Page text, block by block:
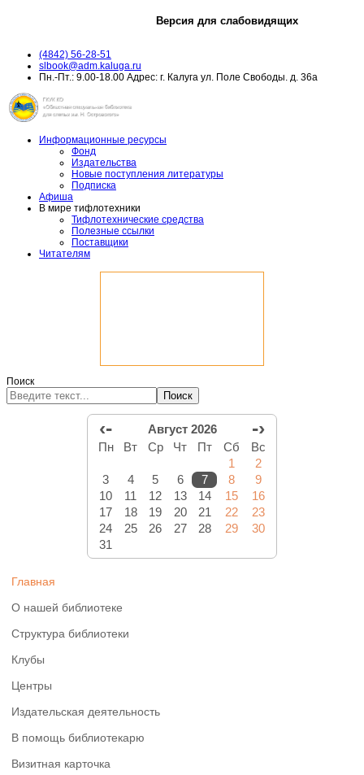
Версия для слабовидящих
(4842) 56-28-51
slbook@adm.kaluga.ru
Пн.-Пт.: 9.00-18.00 Адрес: г. Калуга ул. Поле Свободы. д. 36а
Информационные ресурсы
Фонд
Издательства
Новые поступления литературы
Подписка
Афиша
В мире тифлотехники
Тифлотехнические средства
Полезные ссылки
Поставщики
Читателям
Поиск
Поиск
‹- Август 2026 -›
Пн Вт Ср Чт Пт Сб
Вс
1
2
3
4 5 6 7 8
9
10
11 12 13 14 15
16
17
18 19 20 21 22
23
24
25 26 27 28 29
30
31
Главная
О нашей библиотеке
Структура библиотеки
Клубы
Центры
Издательская деятельность
В помощь библиотекарю
Визитная карточка